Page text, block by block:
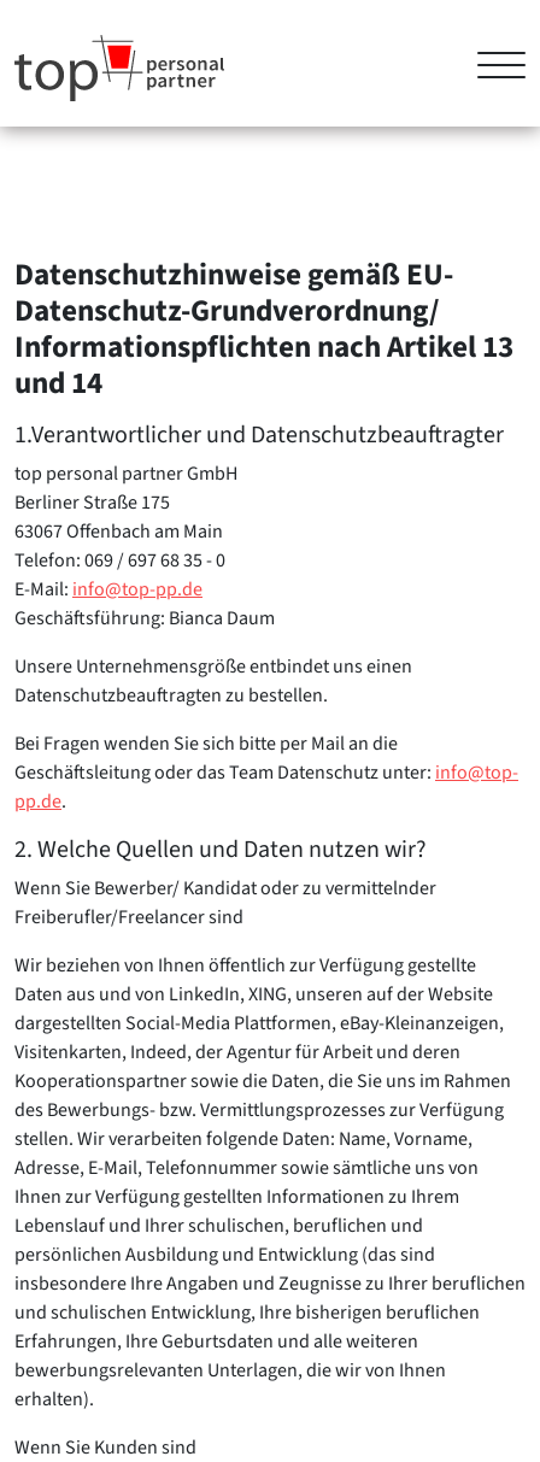
Datenschutzhinweise gemäß EU-
Datenschutz-Grundverordnung/
Informationspflichten nach Artikel 13
und 14
1.Verantwortlicher und Datenschutzbeauftragter
top personal partner GmbH
Berliner Straße 175
63067 Offenbach am Main
Telefon: 069 / 697 68 35 - 0
E-Mail: info@top-pp.de
Geschäftsführung: Bianca Daum
Unsere Unternehmensgröße entbindet uns einen
Datenschutzbeauftragten zu bestellen.
Bei Fragen wenden Sie sich bitte per Mail an die
Geschäftsleitung oder das Team Datenschutz unter: info@top-
pp.de.
2. Welche Quellen und Daten nutzen wir?
Wenn Sie Bewerber/ Kandidat oder zu vermittelnder
Freiberufler/Freelancer sind
Wir beziehen von Ihnen öffentlich zur Verfügung gestellte
Daten aus und von LinkedIn, XING, unseren auf der Website
dargestellten Social-Media Plattformen, eBay-Kleinanzeigen,
Visitenkarten, Indeed, der Agentur für Arbeit und deren
Kooperationspartner sowie die Daten, die Sie uns im Rahmen
des Bewerbungs- bzw. Vermittlungsprozesses zur Verfügung
stellen. Wir verarbeiten folgende Daten: Name, Vorname,
Adresse, E-Mail, Telefonnummer sowie sämtliche uns von
Ihnen zur Verfügung gestellten Informationen zu Ihrem
Lebenslauf und Ihrer schulischen, beruflichen und
persönlichen Ausbildung und Entwicklung (das sind
insbesondere Ihre Angaben und Zeugnisse zu Ihrer beruflichen
und schulischen Entwicklung, Ihre bisherigen beruflichen
Erfahrungen, Ihre Geburtsdaten und alle weiteren
bewerbungsrelevanten Unterlagen, die wir von Ihnen
erhalten).
Wenn Sie Kunden sind